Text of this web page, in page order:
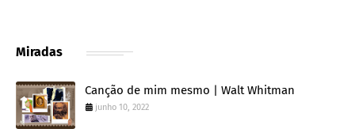
Miradas
Canção de mim mesmo | Walt Whitman
junho 10, 2022